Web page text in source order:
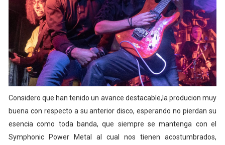
Considero que han tenido un avance destacable,la producion muy
buena con respecto a su anterior disco, esperando no pierdan su
esencia como toda banda, que siempre se mantenga con el
Symphonic Power Metal al cual nos tienen acostumbrados,